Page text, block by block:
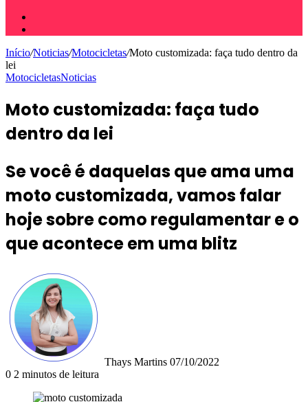
Início/Noticias/Motocicletas/Moto customizada: faça tudo dentro da
lei
MotocicletasNoticias
Moto customizada: faça tudo
dentro da lei
Se você é daquelas que ama uma
moto customizada, vamos falar
hoje sobre como regulamentar e o
que acontece em uma blitz
Thays Martins 07/10/2022
0 2 minutos de leitura